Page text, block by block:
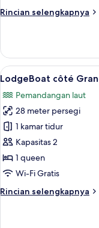
Rincian selengkapnya
Rincian
LodgeBoat
Family
côté
Yacht
Club
Lihat
semua
foto
untuk
LodgeBoat
côté
Grand
Large
11
LodgeBoat côté
Pemandangan laut
28 meter persegi
1 kamar tidur
Kapasitas 2
1 queen
Wi-Fi Gratis
Rincian selengkapnya
Rincian